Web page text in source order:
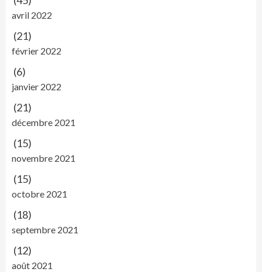
avril 2022
(21)
février 2022
(6)
janvier 2022
(21)
décembre 2021
(15)
novembre 2021
(15)
octobre 2021
(18)
septembre 2021
(12)
août 2021